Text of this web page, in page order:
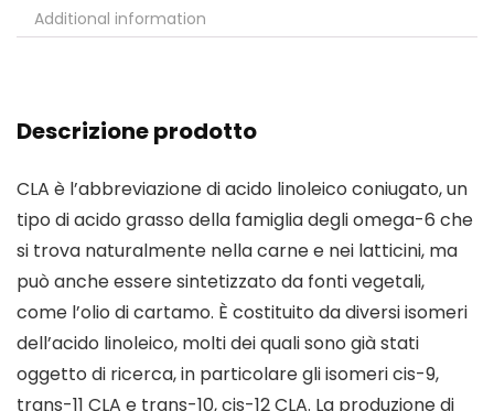
Additional information
Descrizione prodotto
CLA è l’abbreviazione di acido linoleico coniugato, un
tipo di acido grasso della famiglia degli omega-6 che
si trova naturalmente nella carne e nei latticini, ma
può anche essere sintetizzato da fonti vegetali,
come l’olio di cartamo. È costituito da diversi isomeri
dell’acido linoleico, molti dei quali sono già stati
oggetto di ricerca, in particolare gli isomeri cis-9,
trans-11 CLA e trans-10, cis-12 CLA. La produzione di